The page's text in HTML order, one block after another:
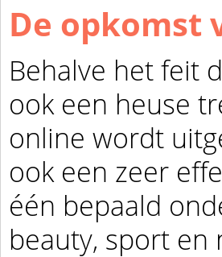
De opkomst
Behalve het feit
ook een heuse
online wordt
ook een zeer
één bepaald
beauty, sport en